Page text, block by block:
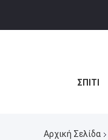
ΣΠΊΤΙ
Αρχική Σελίδα